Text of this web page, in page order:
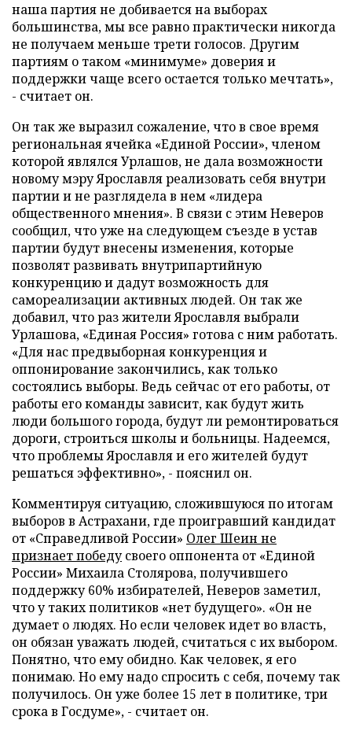
наша партия не добивается на выборах
большинства, мы все равно практически никогда
не получаем меньше трети голосов. Другим
партиям о таком «минимуме» доверия и
поддержки чаще всего остается только мечтать»,
- считает он.
Он так же выразил сожаление, что в свое время
региональная ячейка «Единой России», членом
которой являлся Урлашов, не дала возможности
новому мэру Ярославля реализовать себя внутри
партии и не разглядела в нем «лидера
общественного мнения». В связи с этим Неверов
сообщил, что уже на следующем съезде в устав
партии будут внесены изменения, которые
позволят развивать внутрипартийную
конкуренцию и дадут возможность для
самореализации активных людей. Он так же
добавил, что раз жители Ярославля выбрали
Урлашова, «Единая Россия» готова с ним работать.
«Для нас предвыборная конкуренция и
оппонирование закончились, как только
состоялись выборы. Ведь сейчас от его работы, от
работы его команды зависит, как будут жить
люди большого города, будут ли ремонтироваться
дороги, строиться школы и больницы. Надеемся,
что проблемы Ярославля и его жителей будут
решаться эффективно», - пояснил он.
Комментируя ситуацию, сложившуюся по итогам
выборов в Астрахани, где проигравший кандидат
от «Справедливой России» Олег Шеин не
признает победусвоего оппонента от «Единой
России» Михаила Столярова, получившего
поддержку 60% избирателей, Неверов заметил,
что у таких политиков «нет будущего». «Он не
думает о людях. Но если человек идет во власть,
он обязан уважать людей, считаться с их выбором.
Понятно, что ему обидно. Как человек, я его
понимаю. Но ему надо спросить с себя, почему так
получилось. Он уже более 15 лет в политике, три
срока в Госдуме», - считает он.